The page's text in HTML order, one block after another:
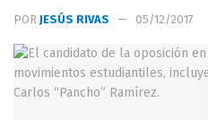
POR JESÚS RIVAS 05/12/2017